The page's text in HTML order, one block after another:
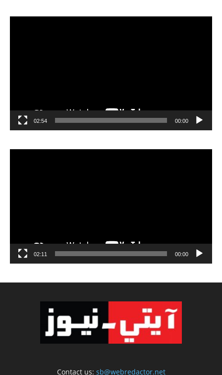
00:00
02:54
00:00
02:11
Contact us: sb@webredactor.net